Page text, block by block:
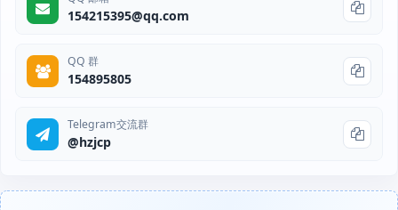
154215395@qq.com
QQ 群
154895805
Telegram交流群
@hzjcp